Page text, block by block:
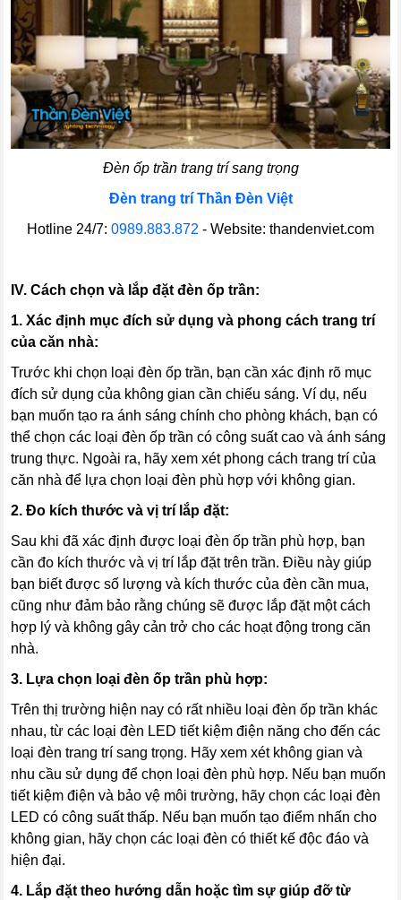
Đèn ốp trần trang trí sang trọng
Đèn trang trí Thần Đèn Việt
Hotline 24/7: 0989.883.872 - Website: thandenviet.com
IV. Cách chọn và lắp đặt đèn ốp trần:
1. Xác định mục đích sử dụng và phong cách trang trí
của căn nhà:
Trước khi chọn loại đèn ốp trần, bạn cần xác định rõ mục
đích sử dụng của không gian cần chiếu sáng. Ví dụ, nếu
bạn muốn tạo ra ánh sáng chính cho phòng khách, bạn có
thể chọn các loại đèn ốp trần có công suất cao và ánh sáng
trung thực. Ngoài ra, hãy xem xét phong cách trang trí của
căn nhà để lựa chọn loại đèn phù hợp với không gian.
2. Đo kích thước và vị trí lắp đặt:
Sau khi đã xác định được loại đèn ốp trần phù hợp, bạn
cần đo kích thước và vị trí lắp đặt trên trần. Điều này giúp
bạn biết được số lượng và kích thước của đèn cần mua,
cũng như đảm bảo rằng chúng sẽ được lắp đặt một cách
hợp lý và không gây cản trở cho các hoạt động trong căn
nhà.
3. Lựa chọn loại đèn ốp trần phù hợp:
Trên thị trường hiện nay có rất nhiều loại đèn ốp trần khác
nhau, từ các loại đèn LED tiết kiệm điện năng cho đến các
loại đèn trang trí sang trọng. Hãy xem xét không gian và
nhu cầu sử dụng để chọn loại đèn phù hợp. Nếu bạn muốn
tiết kiệm điện và bảo vệ môi trường, hãy chọn các loại đèn
LED có công suất thấp. Nếu bạn muốn tạo điểm nhấn cho
không gian, hãy chọn các loại đèn có thiết kế độc đáo và
hiện đại.
4. Lắp đặt theo hướng dẫn hoặc tìm sự giúp đỡ từ